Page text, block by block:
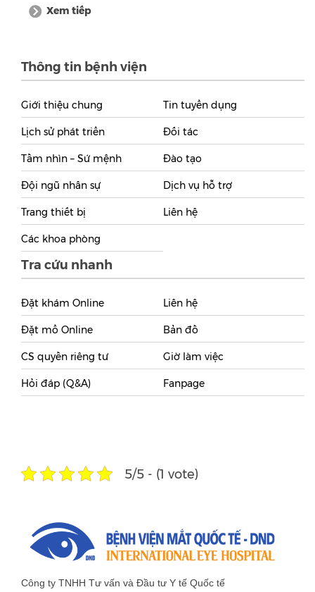
Xem tiếp
Thông tin bệnh viện
Giới thiệu chung
Lịch sử phát triển
Tầm nhìn – Sứ mệnh
Đội ngũ nhân sự
Trang thiết bị
Các khoa phòng
Tin tuyển dụng
Đối tác
Đào tạo
Dịch vụ hỗ trợ
Liên hệ
Tra cứu nhanh
Đặt khám Online
Đặt mổ Online
CS quyền riêng tư
Hỏi đáp (Q&A)
Liên hệ
Bản đồ
Giờ làm việc
Fanpage
5/5 - (1 vote)
Công ty TNHH Tư vấn và Đầu tư Y tế Quốc tế